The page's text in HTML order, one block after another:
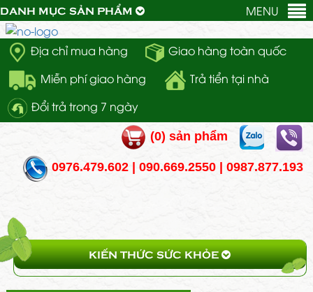
Địa chỉ mua hàng
Giao hàng toàn quốc
Miễn phí giao hàng
Trả tiển tại nhà
Đổi trả trong 7 ngày
(0) sản phẩm
0976.479.602 | 090.669.2550 | 0987.877.193
MENU
DANH MỤC SẢN PHẨM
KIẾN THỨC SỨC KHỎE